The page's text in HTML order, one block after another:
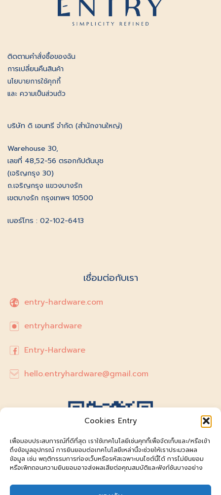
Cookies Entry
เพื่อมอบประสบการณ์ที่ดีที่สุด เราใช้เทคโนโลยีเช่นคุกกี้เพื่อจัดเก็บและ/หรือเข้า
ถึงข้อมูลอุปกรณ์ การยินยอมต่อเทคโนโลยีเหล่านี้จะช่วยให้เราประมวลผล
ข้อมูล เช่น พฤติกรรมการท่องเว็บหรือรหัสเฉพาะบนไซต์นี้ได้ การไม่ยินยอม
หรือเพิกถอนความยินยอมอาจส่งผลเสียต่อคุณสมบัติและฟังก์ชันบางอย่าง
ติดตามคําสั่งซื้อของฉัน
การเปลี่ยนคืนสินค้า
นโยบายการใช้คุกกี้
และ ความเป็นส่วนตัว
บริษัท ดิ เอนทรี จำกัด (สำนักงานใหญ่)
Warehouse 30,
เลขที่ 48,52-56 ตรอกกัปตันบุช
(เจริญกรุง 30)
ถ.เจริญกรุง แขวงบางรัก
เขตบางรัก กรุงเทพฯ 10500
เบอร์โทร : 02-102-6413
เชื่อมต่อกับเรา
entry-hardware.com
entryhardware
Entry-Hardware
hello.entryhardware@gmail.com